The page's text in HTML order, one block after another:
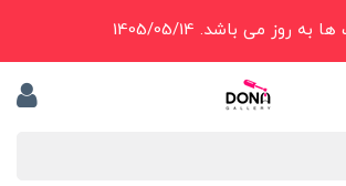
به روز می باشد. 1405/05/14